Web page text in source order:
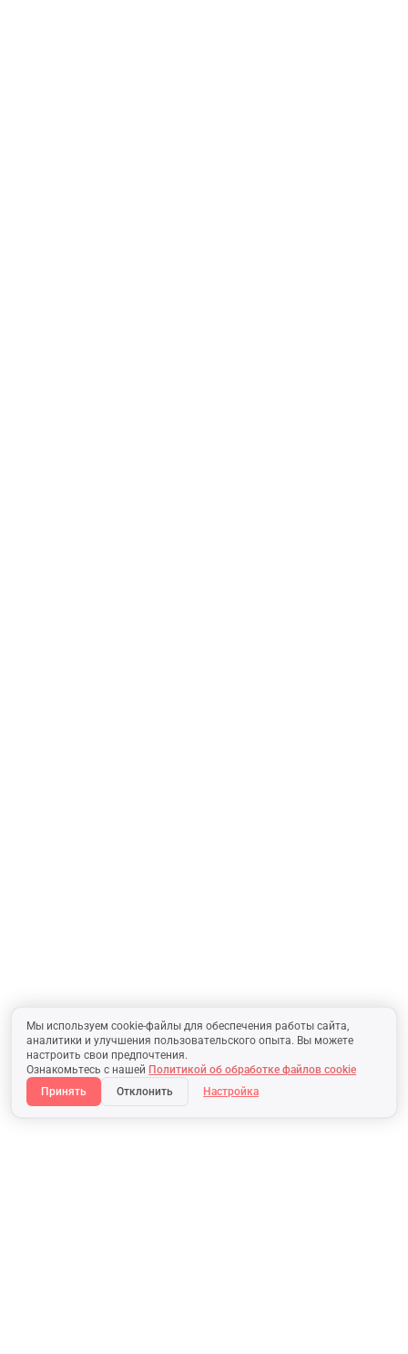
Мы используем cookie-файлы для обеспечения работы сайта,
аналитики и улучшения пользовательского опыта. Вы можете
настроить свои предпочтения.
Ознакомьтесь с нашей Политикой об обработке файлов cookie
Принять
Отклонить Настройка